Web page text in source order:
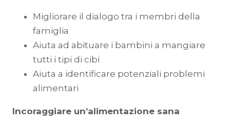
Migliorare il dialogo tra i membri della
famiglia
Aiuta ad abituare i bambini a mangiare
tutti i tipi di cibi
Aiuta a identificare potenziali problemi
alimentari
Incoraggiare un’alimentazione sana